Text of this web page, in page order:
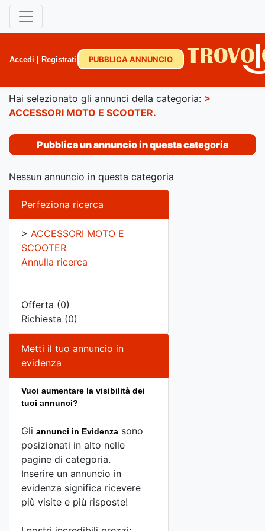
Accedi Registrati PUBBLICA ANNUNCIO
Hai selezionato gli annunci della categoria: >
ACCESSORI MOTO E SCOOTER.
Pubblica un annuncio in questa categoria
Nessun annuncio in questa categoria
Perfeziona ricerca
> ACCESSORI MOTO E
SCOOTER
Annulla ricerca
Offerta (0)
Richiesta (0)
Metti il tuo annuncio in
evidenza
Vuoi aumentare la visibilità dei
tuoi annunci?
Gli annunci in Evidenza sono
posizionati in alto nelle
pagine di categoria.
Inserire un annuncio in
evidenza significa ricevere
più visite e più risposte!